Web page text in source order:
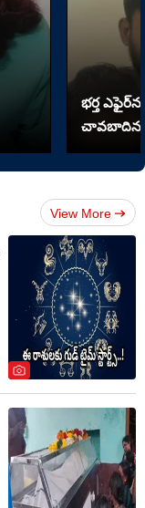
భర్త
చావబాదిన
View More